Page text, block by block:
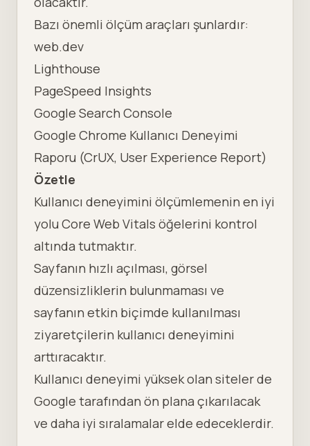
Bazı önemli ölçüm araçları şunlardır:
web.dev
Lighthouse
PageSpeed Insights
Google Search Console
Google Chrome Kullanıcı Deneyimi
Raporu (CrUX, User Experience Report)
Özetle
Kullanıcı deneyimini ölçümlemenin en iyi
yolu Core Web Vitals öğelerini kontrol
altında tutmaktır.
Sayfanın hızlı açılması, görsel
düzensizliklerin bulunmaması ve
sayfanın etkin biçimde kullanılması
ziyaretçilerin kullanıcı deneyimini
arttıracaktır.
Kullanıcı deneyimi yüksek olan siteler de
Google tarafından ön plana çıkarılacak
ve daha iyi sıralamalar elde edeceklerdir.